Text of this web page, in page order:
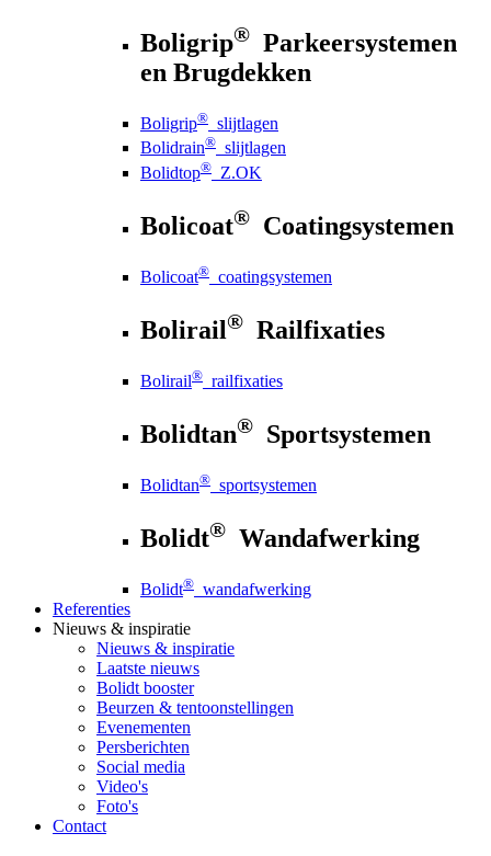
Boligrip® Parkeersystemen
en Brugdekken
Boligrip® slijtlagen
Bolidrain® slijtlagen
Bolidtop® Z.OK
Bolicoat® Coatingsystemen
Bolicoat® coatingsystemen
Bolirail® Railfixaties
Bolirail® railfixaties
Bolidtan® Sportsystemen
Bolidtan® sportsystemen
Bolidt® Wandafwerking
Bolidt® wandafwerking
Referenties
Nieuws & inspiratie
Nieuws & inspiratie
Laatste nieuws
Bolidt booster
Beurzen & tentoonstellingen
Evenementen
Persberichten
Social media
Video's
Foto's
Contact